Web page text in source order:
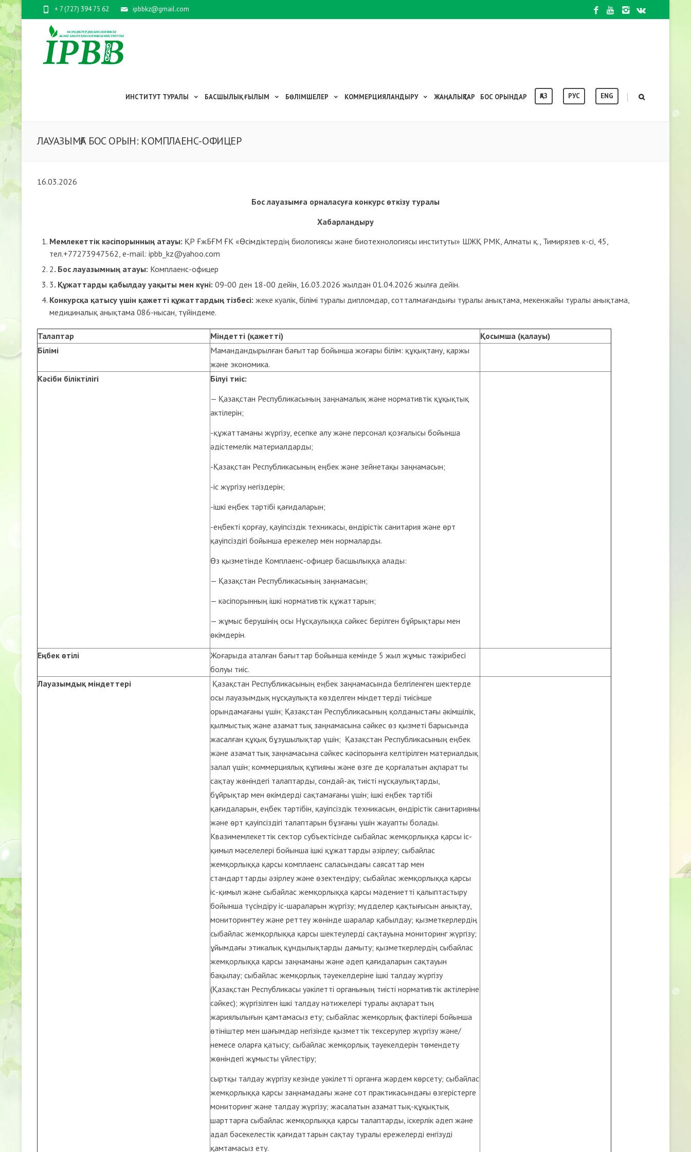
ipbbkz@gmail.com
+ 7 (727) 394 75 62
ИНСТИТУТ ТУРАЛЫ БАСШЫЛЫҚ ҒЫЛЫМ БӨЛІМШЕЛЕР КОММЕРЦИЯЛАНДЫРУ ЖАҢАЛЫҚТАР БОС ОРЫНДАР ҚАЗ РУС ENG |
ЛАУАЗЫМҒА БОС ОРЫН: КОМПЛАЕНС-ОФИЦЕР
16.03.2026
Бос лауазымға орналасуға конкурс өткізу туралы
Хабарландыру
Мемлекеттік кәсіпорынның атауы: ҚР ҒжБҒМ ҒК «Өсімдіктердің биологиясы және биотехнологиясы институты» ШЖҚ РМК, Алматы қ., Тимирязев к-сі, 45,
тел.+77273947562, e-mail: ipbb_kz@yahoo.com
2. Бос лауазымның атауы: Комплаенс-офицер
3. Құжаттарды қабылдау уақыты мен күні: 09-00 ден 18-00 дейін, 16.03.2026 жылдан 01.04.2026 жылға дейін.
Конкурсқа қатысу үшін қажетті құжаттардың тізбесі: жеке куәлік, білімі туралы дипломдар, сотталмағандығы туралы анықтама, мекенжайы туралы анықтама,
медициналық анықтама 086-нысан, түйіндеме.
Талаптар Міндетті (қажетті) Қосымша (қалауы)
Білімі
Мамандандырылған бағыттар бойынша жоғары білім: құқықтану, қаржы
және экономика.
Кәсіби біліктілігі
Білуі тиіс:
— Қазақстан Республикасының заңнамалық және нормативтік құқықтық
актілерін;
-құжаттаманы жүргізу, есепке алу және персонал қозғалысы бойынша
әдістемелік материалдарды;
-Қазақстан Республикасының еңбек және зейнетақы заңнамасын;
-іс жүргізу негіздерін;
-ішкі еңбек тәртібі қағидаларын;
-еңбекті қорғау, қауіпсіздік техникасы, өндірістік санитария және өрт
қауіпсіздігі бойынша ережелер мен нормаларды.
Өз қызметінде Комплаенс-офицер басшылыққа алады:
— Қазақстан Республикасының заңнамасын;
— кәсіпорынның ішкі нормативтік құжаттарын;
— жұмыс берушінің осы Нұсқаулыққа сәйкес берілген бұйрықтары мен
өкімдерін.
Еңбек өтілі
Жоғарыда аталған бағыттар бойынша кемінде 5 жыл жұмыс тәжірибесі
болуы тиіс.
Лауазымдық міндеттері
Қазақстан Республикасының еңбек заңнамасында белгіленген шектерде
осы лауазымдық нұсқаулықта көзделген міндеттерді тиісінше
орындамағаны үшін; Қазақстан Республикасының қолданыстағы әкімшілік,
қылмыстық және азаматтық заңнамасына сәйкес өз қызметі барысында
жасалған құқық бұзушылықтар үшін; Қазақстан Республикасының еңбек
және азаматтық заңнамасына сәйкес кәсіпорынға келтірілген материалдық
залал үшін; коммерциялық құпияны және өзге де қорғалатын ақпаратты
сақтау жөніндегі талаптарды, сондай-ақ тиісті нұсқаулықтарды,
бұйрықтар мен өкімдерді сақтамағаны үшін; ішкі еңбек тәртібі
қағидаларын, еңбек тәртібін, қауіпсіздік техникасын, өндірістік санитарияны
және өрт қауіпсіздігі талаптарын бұзғаны үшін жауапты болады.
Квазимемлекеттік сектор субъектісінде сыбайлас жемқорлыққа қарсы іс-
қимыл мәселелері бойынша ішкі құжаттарды әзірлеу; сыбайлас
жемқорлыққа қарсы комплаенс саласындағы саясаттар мен
стандарттарды әзірлеу және өзектендіру; сыбайлас жемқорлыққа қарсы
іс-қимыл және сыбайлас жемқорлыққа қарсы мәдениетті қалыптастыру
бойынша түсіндіру іс-шараларын жүргізу; мүдделер қақтығысын анықтау,
мониторингтеу және реттеу жөнінде шаралар қабылдау; қызметкерлердің
сыбайлас жемқорлыққа қарсы шектеулерді сақтауына мониторинг жүргізу;
ұйымдағы этикалық құндылықтарды дамыту; қызметкерлердің сыбайлас
жемқорлыққа қарсы заңнаманы және әдеп қағидаларын сақтауын
бақылау; сыбайлас жемқорлық тәуекелдеріне ішкі талдау жүргізу
(Қазақстан Республикасы уәкілетті органының тиісті нормативтік актілеріне
сәйкес); жүргізілген ішкі талдау нәтижелері туралы ақпараттың
жариялылығын қамтамасыз ету; сыбайлас жемқорлық фактілері бойынша
өтініштер мен шағымдар негізінде қызметтік тексерулер жүргізу және/
немесе оларға қатысу; сыбайлас жемқорлық тәуекелдерін төмендету
жөніндегі жұмысты үйлестіру;
сыртқы талдау жүргізу кезінде уәкілетті органға жәрдем көрсету; сыбайлас
жемқорлыққа қарсы заңнамадағы және сот практикаcындағы өзгерістерге
мониторинг және талдау жүргізу; жасалатын азаматтық-құқықтық
шарттарға сыбайлас жемқорлыққа қарсы талаптарды, іскерлік әдеп және
адал бәсекелестік қағидаттарын сақтау туралы ережелерді енгізуді
қамтамасыз ету.